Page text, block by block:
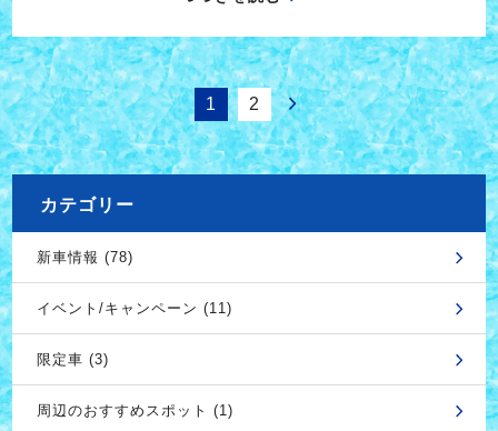
1 2
カテゴリー
新車情報 (78)
イベント/キャンペーン (11)
限定車 (3)
周辺のおすすめスポット (1)